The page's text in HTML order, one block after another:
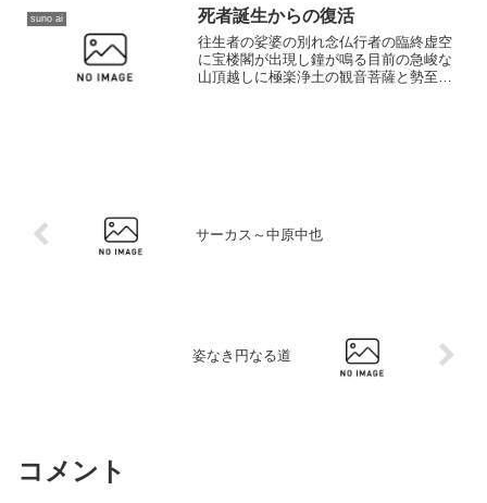
みとなってひきあって かべんにあやをつ
けるほどけ...
suno ai 死者誕生からの復活
往生者の娑婆の別れ念仏行者の臨終虚空
に宝楼閣が出現し鐘が鳴る目前の急峻な
山頂越しに極楽浄土の観音菩薩と勢至菩
サーカス～中原中也
姿なき円なる道
コメント